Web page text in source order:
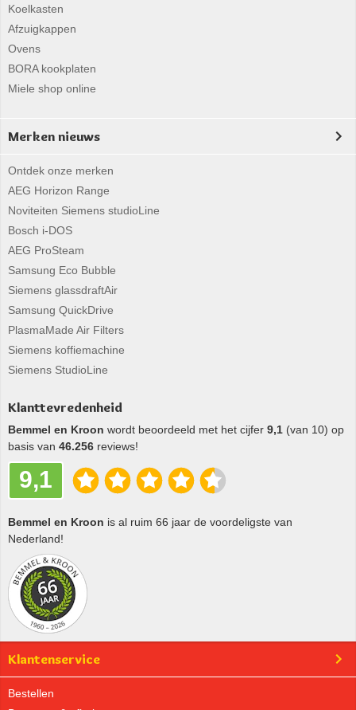
Koelkasten
Afzuigkappen
Ovens
BORA kookplaten
Miele shop online
Merken nieuws
Ontdek onze merken
AEG Horizon Range
Noviteiten Siemens studioLine
Bosch i-DOS
AEG ProSteam
Samsung Eco Bubble
Siemens glassdraftAir
Samsung QuickDrive
PlasmaMade Air Filters
Siemens koffiemachine
Siemens StudioLine
Klanttevredenheid
Bemmel en Kroon wordt beoordeeld met het cijfer 9,1 (van 10) op
basis van 46.256 reviews!
9,1
Bemmel en Kroon is al ruim 66 jaar de voordeligste van
Nederland!
Klantenservice
Bestellen